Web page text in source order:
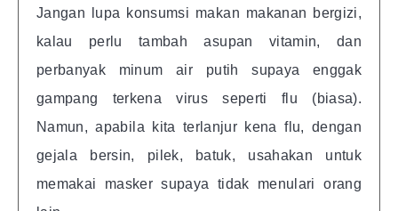
Jangan lupa konsumsi makan makanan bergizi,
kalau perlu tambah asupan vitamin, dan
perbanyak minum air putih supaya enggak
gampang terkena virus seperti flu (biasa).
Namun, apabila kita terlanjur kena flu, dengan
gejala bersin, pilek, batuk, usahakan untuk
memakai masker supaya tidak menulari orang